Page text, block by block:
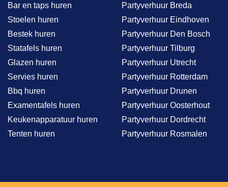
Bar en taps huren
Stoelen huren
Bestek huren
Statafels huren
Glazen huren
Servies huren
Bbq huren
Examentafels huren
Keukenapparatuur huren
Tenten huren
Partyverhuur Breda
Partyverhuur Eindhoven
Partyverhuur Den Bosch
Partyverhuur Tilburg
Partyverhuur Utrecht
Partyverhuur Rotterdam
Partyverhuur Drunen
Partyverhuur Oosterhout
Partyverhuur Dordrecht
Partyverhuur Rosmalen